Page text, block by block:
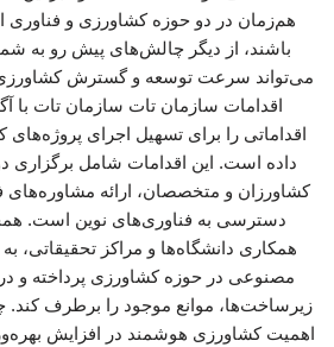
هم‌زمان در دو حوزه کشاورزی و فناوری
باشند، از دیگر چالش‌های پیش رو به
می‌تواند سرعت توسعه و گسترش
اقدامات سازمان تات سازمان تات با
اقداماتی را برای تسهیل اجرای
داده است. این اقدامات شامل برگزاری
کشاورزان و متخصصان، ارائه مشاوره‌های
دسترسی به فناوری‌های نوین است.
همکاری دانشگاه‌ها و مراکز
مصنوعی در حوزه کشاورزی پرداخته و در
زیرساخت‌ها، موانع موجود را برطرف کند.
اهمیت کشاورزی هوشمند در افزایش